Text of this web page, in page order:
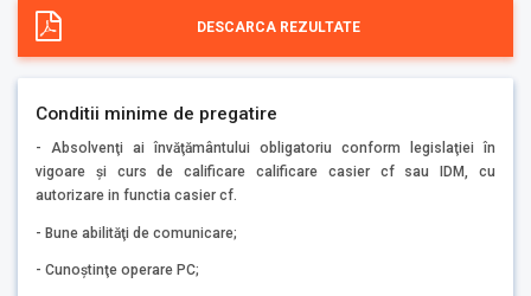
DESCARCA REZULTATE
Conditii minime de pregatire
- Absolvenţi ai învăţământului obligatoriu conform legislaţiei în
vigoare şi curs de calificare calificare casier cf sau IDM, cu
autorizare in functia casier cf.
- Bune abilităţi de comunicare;
- Cunoştinţe operare PC;